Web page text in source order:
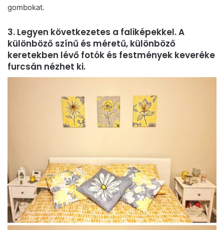
gombokat.
3. Legyen következetes a faliképekkel. A
különböző színű és méretű, különböző
keretekben lévő fotók és festmények keveréke
furcsán nézhet ki.